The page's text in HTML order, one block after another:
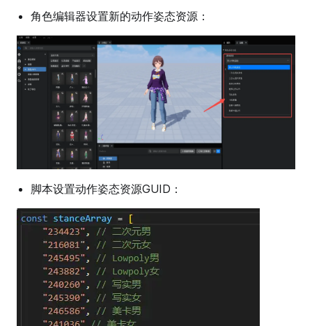
角色编辑器设置新的动作姿态资源：
脚本设置动作姿态资源GUID：